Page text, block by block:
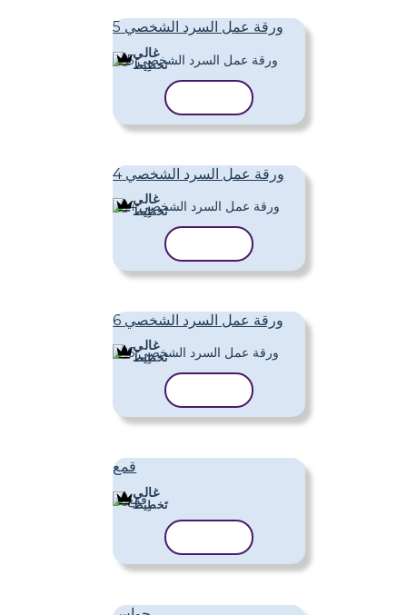
ورقة عمل السرد الشخصي 5
غالي
تَخطِيط
ورقة عمل السرد الشخصي 4
غالي
تَخطِيط
ورقة عمل السرد الشخصي 6
غالي
تَخطِيط
قمع
غالي
تَخطِيط